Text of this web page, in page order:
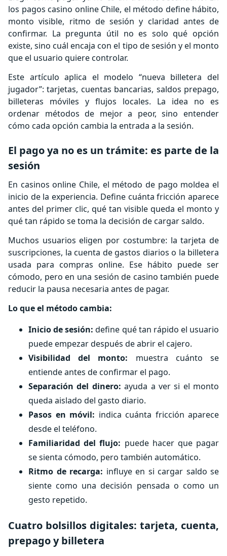
los pagos casino online Chile, el método define hábito,
monto visible, ritmo de sesión y claridad antes de
confirmar. La pregunta útil no es solo qué opción
existe, sino cuál encaja con el tipo de sesión y el monto
que el usuario quiere controlar.
Este artículo aplica el modelo “nueva billetera del
jugador”: tarjetas, cuentas bancarias, saldos prepago,
billeteras móviles y flujos locales. La idea no es
ordenar métodos de mejor a peor, sino entender
cómo cada opción cambia la entrada a la sesión.
El pago ya no es un trámite: es parte de la
sesión
En casinos online Chile, el método de pago moldea el
inicio de la experiencia. Define cuánta fricción aparece
antes del primer clic, qué tan visible queda el monto y
qué tan rápido se toma la decisión de cargar saldo.
Muchos usuarios eligen por costumbre: la tarjeta de
suscripciones, la cuenta de gastos diarios o la billetera
usada para compras online. Ese hábito puede ser
cómodo, pero en una sesión de casino también puede
reducir la pausa necesaria antes de pagar.
Lo que el método cambia:
Inicio de sesión: define qué tan rápido el usuario
puede empezar después de abrir el cajero.
Visibilidad del monto: muestra cuánto se
entiende antes de confirmar el pago.
Separación del dinero: ayuda a ver si el monto
queda aislado del gasto diario.
Pasos en móvil: indica cuánta fricción aparece
desde el teléfono.
Familiaridad del flujo: puede hacer que pagar
se sienta cómodo, pero también automático.
Ritmo de recarga: influye en si cargar saldo se
siente como una decisión pensada o como un
gesto repetido.
Cuatro bolsillos digitales: tarjeta, cuenta,
prepago y billetera